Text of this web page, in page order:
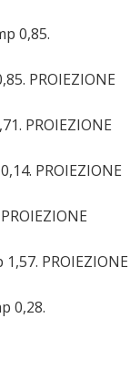
0,85.
PROIEZIONE
PROIEZIONE
PROIEZIONE
PROIEZIONE
0,28.